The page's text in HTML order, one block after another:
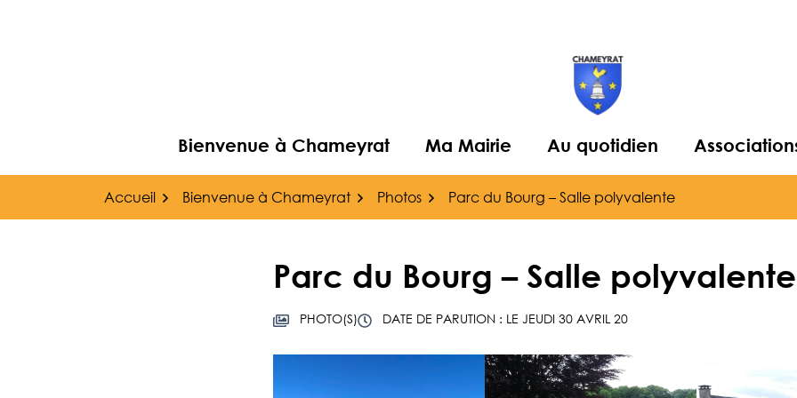
Bienvenue à Chameyrat Ma Mairie Au quotidien
Accueil Bienvenue à Chameyrat Photos Parc du Bourg – Salle polyvalente
Parc du Bourg – Salle polyvalente
PHOTO(S) DATE DE PARUTION : LE JEUDI 30 AVRIL 20